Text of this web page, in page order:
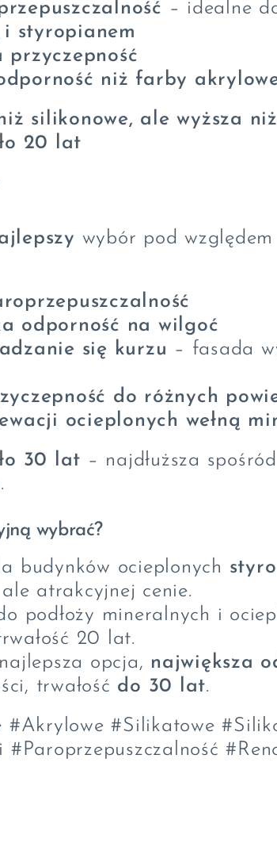
– idealne
i styropianem
przyczepność
niż farby
silikonowe, ale wyższa
20 lat
wybór pod względem
odporność na wilgoć
się kurzu – fasada
do różnych
ocieplonych wełną
30 lat – najdłuższa
wybrać?
budynków ocieplonych
atrakcyjnej cenie.
podłoży mineralnych i
20 lat.
opcja, największa
trwałość do 30 lat.
#Akrylowe #Silikatowe